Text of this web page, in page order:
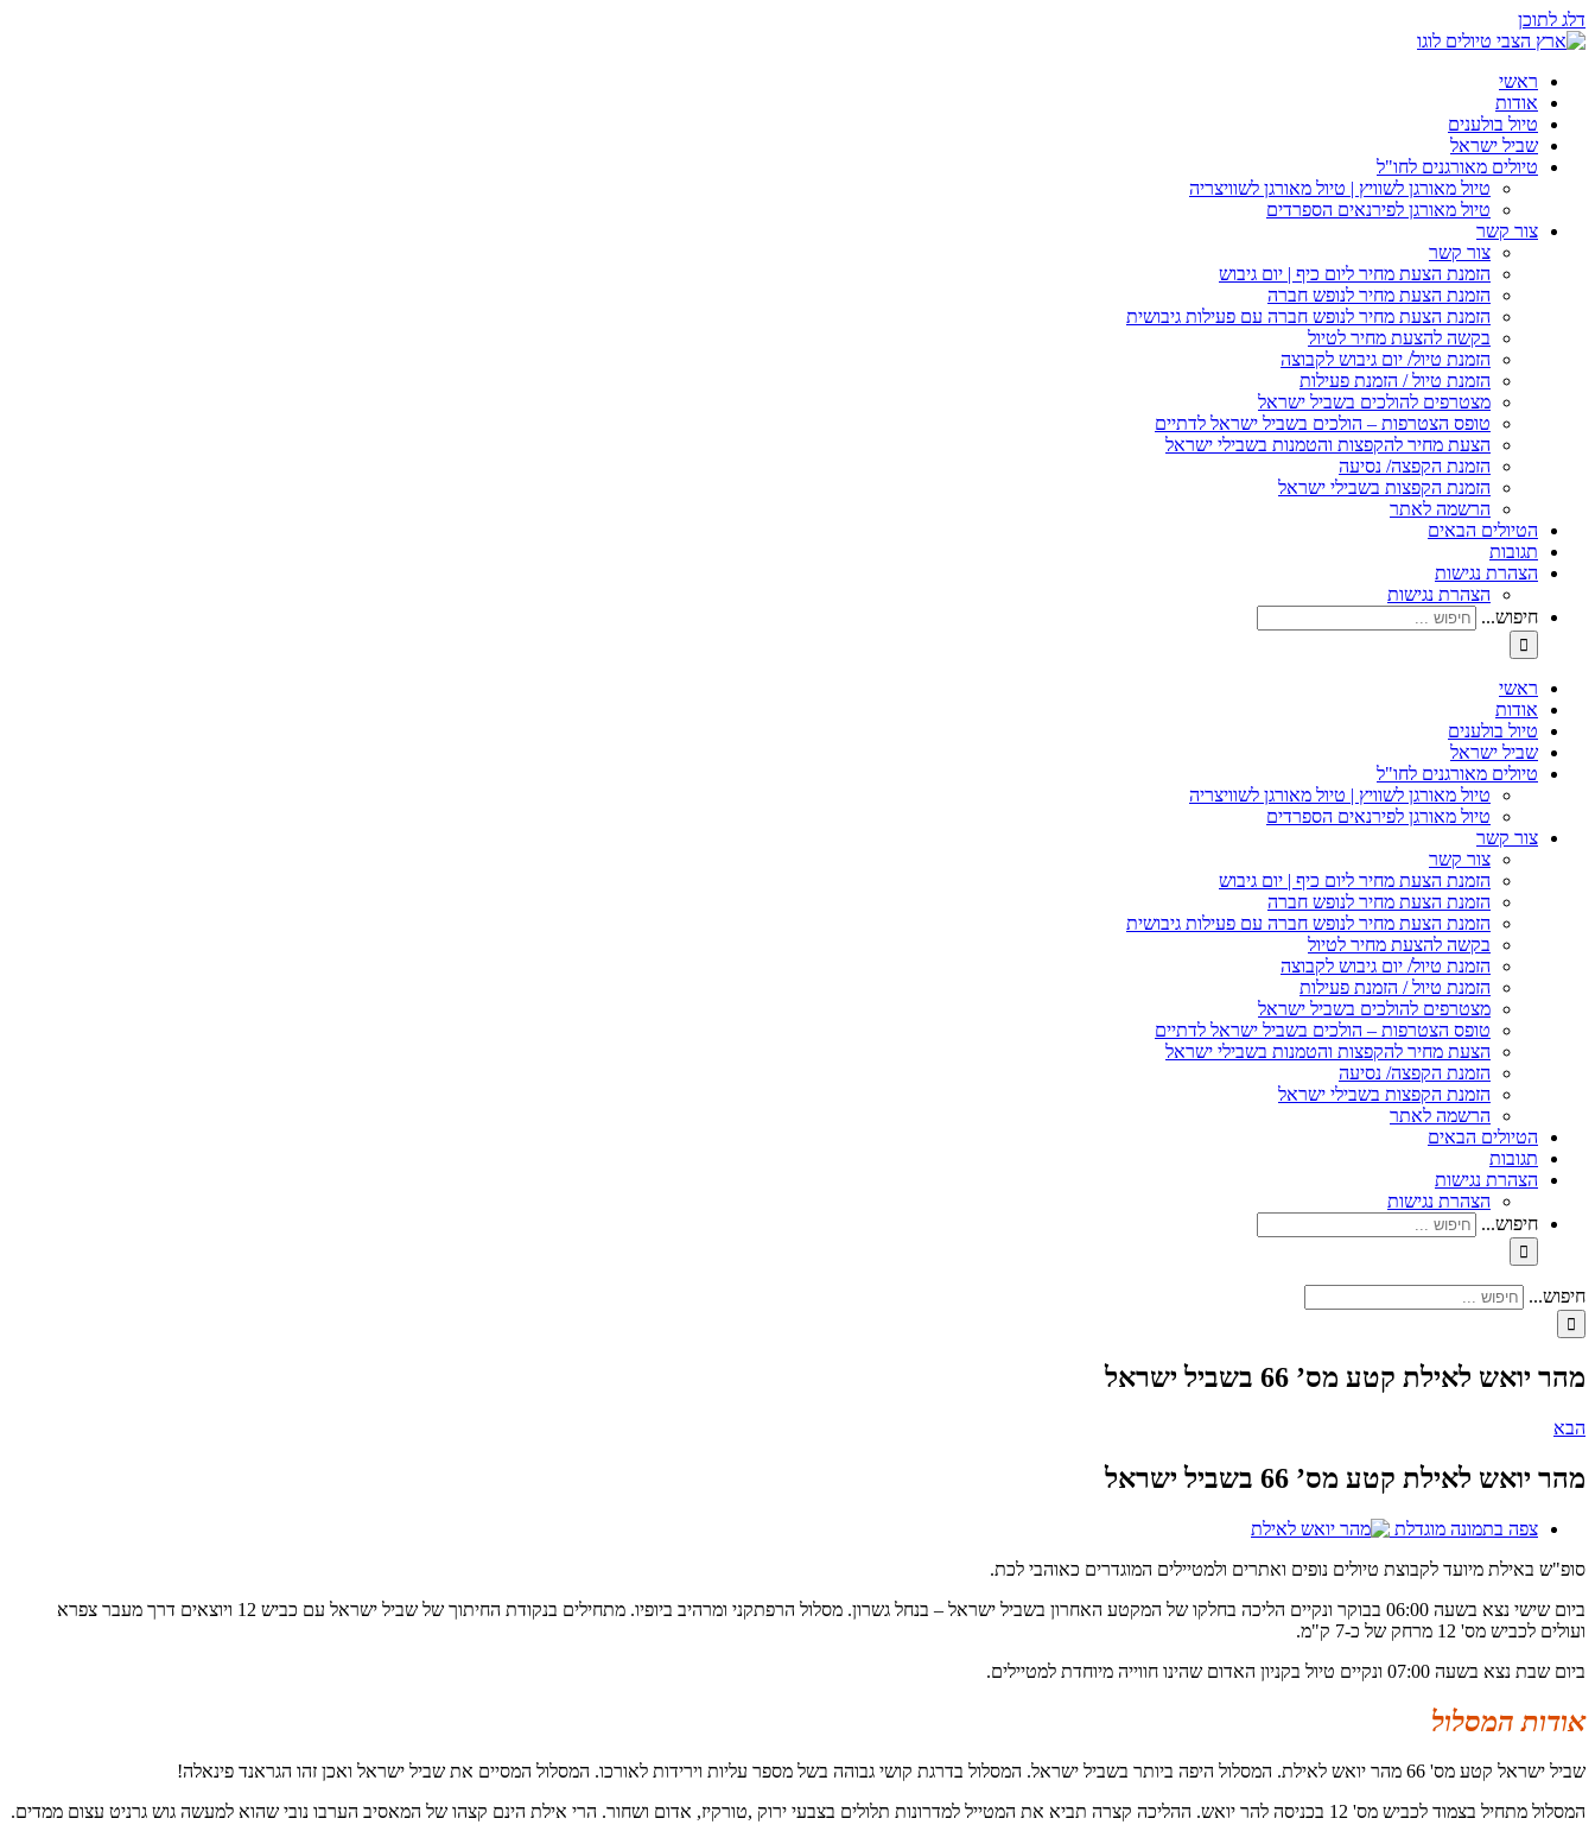
דלג לתוכן
ראשי
אודות
טיול בולענים
שביל ישראל
טיולים מאורגנים לחו"ל
טיול מאורגן לשוויץ | טיול מאורגן לשוויצריה
טיול מאורגן לפירנאים הספרדים
צור קשר
צור קשר
הזמנת הצעת מחיר ליום כיף | יום גיבוש
הזמנת הצעת מחיר לנופש חברה
הזמנת הצעת מחיר לנופש חברה עם פעילות גיבושית
בקשה להצעת מחיר לטיול
הזמנת טיול/ יום גיבוש לקבוצה
הזמנת טיול / הזמנת פעילות
מצטרפים להולכים בשביל ישראל
טופס הצטרפות – הולכים בשביל ישראל לדתיים
הצעת מחיר להקפצות והטמנות בשבילי ישראל
הזמנת הקפצה/ נסיעה
הזמנת הקפצות בשבילי ישראל
הרשמה לאתר
הטיולים הבאים
תגובות
הצהרת נגישות
הצהרת נגישות
חיפוש...
ראשי
אודות
טיול בולענים
שביל ישראל
טיולים מאורגנים לחו"ל
טיול מאורגן לשוויץ | טיול מאורגן לשוויצריה
טיול מאורגן לפירנאים הספרדים
צור קשר
צור קשר
הזמנת הצעת מחיר ליום כיף | יום גיבוש
הזמנת הצעת מחיר לנופש חברה
הזמנת הצעת מחיר לנופש חברה עם פעילות גיבושית
בקשה להצעת מחיר לטיול
הזמנת טיול/ יום גיבוש לקבוצה
הזמנת טיול / הזמנת פעילות
מצטרפים להולכים בשביל ישראל
טופס הצטרפות – הולכים בשביל ישראל לדתיים
הצעת מחיר להקפצות והטמנות בשבילי ישראל
הזמנת הקפצה/ נסיעה
הזמנת הקפצות בשבילי ישראל
הרשמה לאתר
הטיולים הבאים
תגובות
הצהרת נגישות
הצהרת נגישות
חיפוש...
חיפוש...
מהר יואש לאילת קטע מס’ 66 בשביל ישראל
הבא
מהר יואש לאילת קטע מס’ 66 בשביל ישראל
צפה בתמונה מוגדלת
סופ"ש באילת מיועד לקבוצת טיולים נופים ואתרים ולמטיילים המוגדרים כאוהבי לכת.
ביום שישי נצא בשעה 06:00 בבוקר ונקיים הליכה בחלקו של המקטע האחרון בשביל ישראל – בנחל גשרון. מסלול הרפתקני ומרהיב ביופיו. מתחילים בנקודת החיתוך של שביל ישראל עם כביש 12 ויוצאים דרך מעבר צפרא
ועולים לכביש מס' 12 מרחק של כ-7 ק"מ.
ביום שבת נצא בשעה 07:00 ונקיים טיול בקניון האדום שהינו חווייה מיוחדת למטיילים.
אודות המסלול
שביל ישראל קטע מס' 66 מהר יואש לאילת. המסלול היפה ביותר בשביל ישראל. המסלול בדרגת קושי גבוהה בשל מספר עליות וירידות לאורכו. המסלול המסיים את שביל ישראל ואכן זהו הגראנד פינאלה!
המסלול מתחיל בצמוד לכביש מס' 12 בכניסה להר יואש. ההליכה קצרה תביא את המטייל למדרונות תלולים בצבעי ירוק ,טורקיז, אדום ושחור. הרי אילת הינם קצהו של המאסיב הערבו נובי שהוא למעשה גוש גרניט עצום ממדים.